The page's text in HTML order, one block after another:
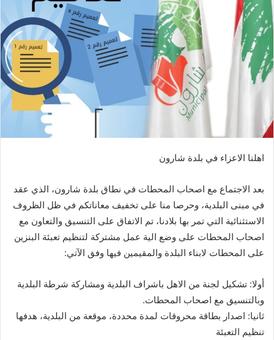
اهلنا الاعزاء في بلدة شارون
بعد الاجتماع مع اصحاب المحطات في نطاق بلدة شارون، الذي عقد
في مبنى البلدية، وحرصا منا على تخفيف معاناتكم في ظل الظروف
الاستثنائية التي تمر بها بلادنا، تم الاتفاق على التنسيق والتعاون مع
اصحاب المحطات على وضع الية عمل مشتركة لتنظيم تعبئة البنزين
على المحطات لابناء البلدة والمقيمين فيها وفق الآتي:
أولا: تشكيل لجنة من الاهل باشراف البلدية ومشاركة شرطة البلدية
وبالتنسيق مع اصحاب المحطات.
ثانيا: اصدار بطاقة محروقات لمدة محددة، موقعة من البلدية، هدفها
تنظيم التعبئة